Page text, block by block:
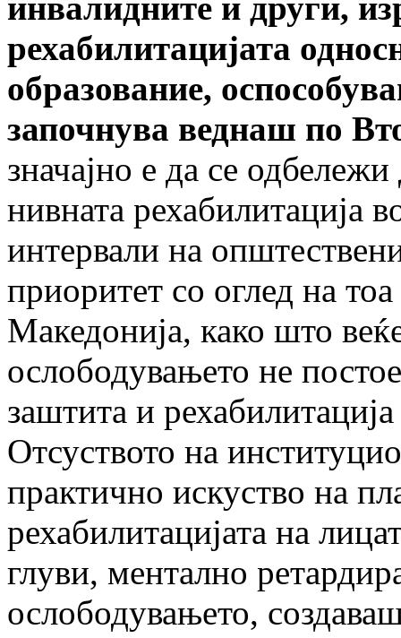
инвалидните и други,
рехабилитацијата
образование,
започнува веднаш по
значајно е да се
нивната рехабилитација
интервали на
приоритет со оглед на
Македонија, како што
ослободувањето не
заштита и
Отсуството на
практично искуство на
рехабилитацијата на
глуви, ментално
ослободувањето,